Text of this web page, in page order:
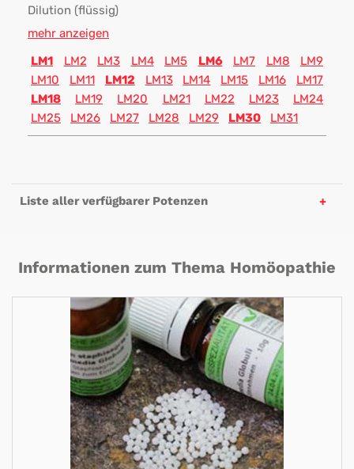
Dilution (flüssig)
mehr anzeigen
LM1
LM2 LM3 LM4 LM5 LM6 LM7 LM8
LM9
LM10
LM11 LM12 LM13 LM14 LM15 LM16
LM17
LM18
LM19 LM20 LM21 LM22 LM23
LM24
LM25
LM26 LM27 LM28 LM29 LM30 LM31
Liste aller verfügbarer Potenzen
Informationen zum Thema Homöopathie